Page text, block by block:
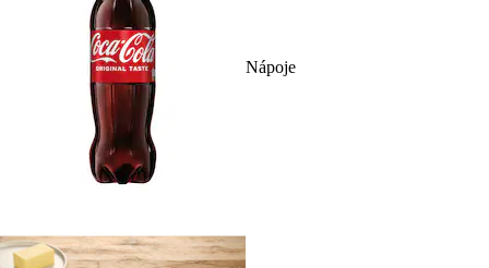
Nápoje